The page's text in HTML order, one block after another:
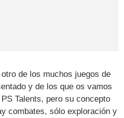
de los muchos juegos de
y de los que os vamos
Talents, pero su concepto
combates, sólo exploración y